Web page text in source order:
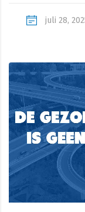
juli 28,